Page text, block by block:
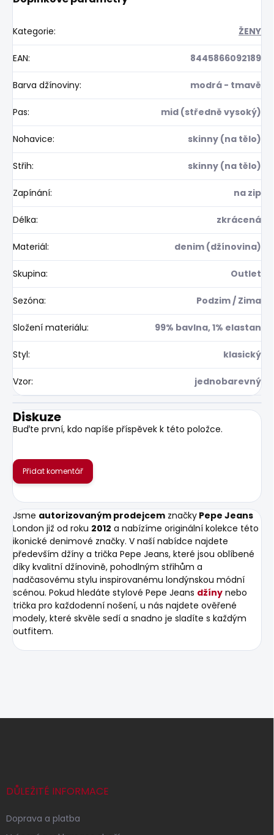
Kategorie: ŽENY
EAN: 8445866092189
Barva džínoviny: modrá - tmavě
Pas: mid (středně vysoký)
Nohavice: skinny (na tělo)
Střih: skinny (na tělo)
Zapínání: na zip
Délka: zkrácená
Materiál: denim (džínovina)
Skupina: Outlet
Sezóna: Podzim / Zima
Složení materiálu: 99% bavlna, 1% elastan
Styl: klasický
Vzor: jednobarevný
Diskuze
Buďte první, kdo napíše příspěvek k této položce.
Přidat komentář
Jsme autorizovaným prodejcem značky Pepe Jeans
London již od roku 2012 a nabízíme originální kolekce této
ikonické denimové značky. V naší nabídce najdete
především džíny a trička Pepe Jeans, které jsou oblíbené
díky kvalitní džínovině, pohodlným střihům a
nadčasovému stylu inspirovanému londýnskou módní
scénou. Pokud hledáte stylové Pepe Jeans džíny nebo
trička pro každodenní nošení, u nás najdete ověřené
modely, které skvěle sedí a snadno je sladíte s každým
outfitem.
Z
DŮLEŽITÉ INFORMACE
Doprava a platba